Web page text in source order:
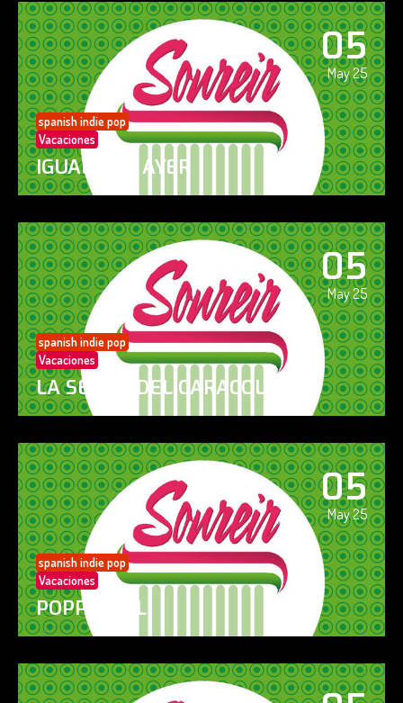
05
May 25
spanish indie pop
Vacaciones
IGUAL QUE AYER
05
May 25
spanish indie pop
Vacaciones
LA SENDA DEL CARACOL
05
May 25
spanish indie pop
Vacaciones
POPPY GIRL